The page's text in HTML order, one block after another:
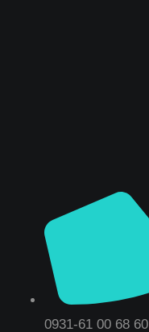
0931-61 00 68 60